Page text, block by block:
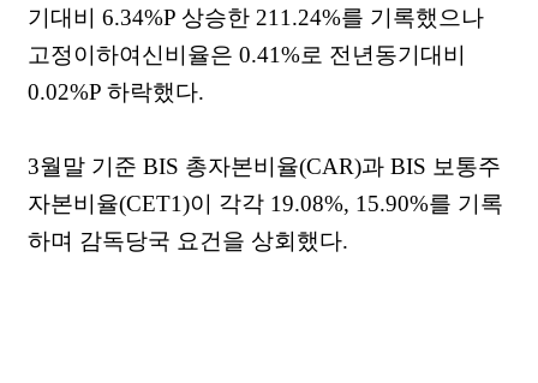
기대비 6.34%P 상승한 211.24%를 기록했으나
고정이하여신비율은 0.41%로 전년동기대비
0.02%P 하락했다.
3월말 기준 BIS 총자본비율(CAR)과 BIS 보통주
자본비율(CET1)이 각각 19.08%, 15.90%를 기록
하며 감독당국 요건을 상회했다.